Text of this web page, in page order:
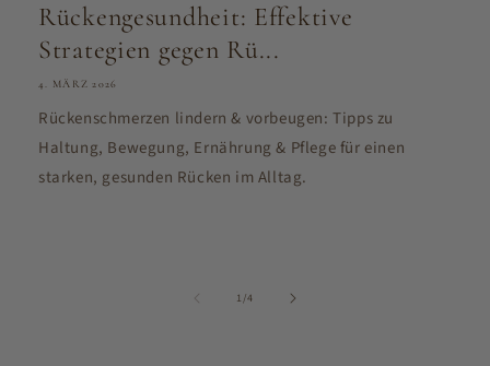
Rückengesundheit: Effektive
Strategien gegen Rü...
4. MÄRZ 2026
Rückenschmerzen lindern & vorbeugen: Tipps zu
Haltung, Bewegung, Ernährung & Pflege für einen
starken, gesunden Rücken im Alltag.
1 /von
4